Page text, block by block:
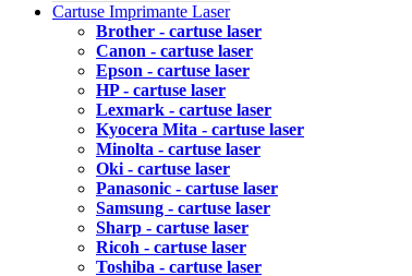
Cartuse Imprimante Laser
Brother - cartuse laser
Canon - cartuse laser
Epson - cartuse laser
HP - cartuse laser
Lexmark - cartuse laser
Kyocera Mita - cartuse laser
Minolta - cartuse laser
Oki - cartuse laser
Panasonic - cartuse laser
Samsung - cartuse laser
Sharp - cartuse laser
Ricoh - cartuse laser
Toshiba - cartuse laser